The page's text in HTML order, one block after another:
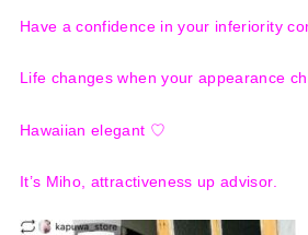
Have a confidence in your inferiority
Life changes when your appearance
Hawaiian elegant ♡
It’s Miho, attractiveness up advisor.